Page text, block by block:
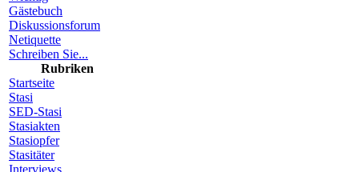
Gästebuch
Diskussionsforum
Netiquette
Schreiben Sie...
Rubriken
Startseite
Stasi
SED-Stasi
Stasiakten
Stasiopfer
Stasitäter
Interviews